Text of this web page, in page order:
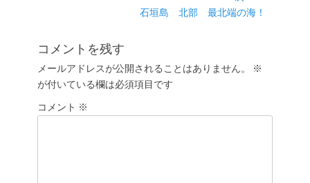
ー
シ
ョ
ン
投
石垣島 北部 最北端の海！
コメントを残す
メールアドレスが公開されることはありません。
※
が付いている欄は必須項目です
コメント ※